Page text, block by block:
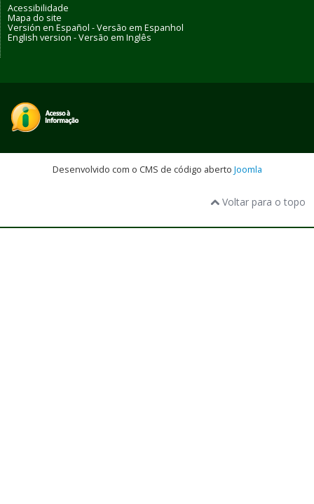
Acessibilidade
Mapa do site
Versión en Español - Versão em Espanhol
English version - Versão em Inglês
Desenvolvido com o CMS de código aberto Joomla
Voltar para o topo